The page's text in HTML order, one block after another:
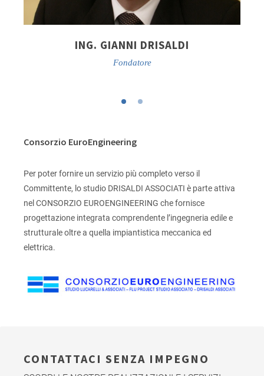
ING. GIANNI DRISALDI
Fondatore
Consorzio EuroEngineering
Per poter fornire un servizio più completo verso il
Committente, lo studio DRISALDI ASSOCIATI è parte attiva
nel CONSORZIO EUROENGINEERING che fornisce
progettazione integrata comprendente l’ingegneria edile e
strutturale oltre a quella impiantistica meccanica ed
elettrica.
CONTATTACI SENZA IMPEGNO